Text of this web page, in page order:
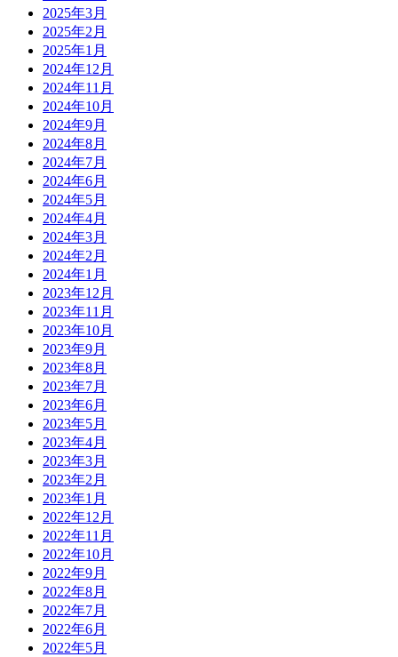
2025年3月
2025年2月
2025年1月
2024年12月
2024年11月
2024年10月
2024年9月
2024年8月
2024年7月
2024年6月
2024年5月
2024年4月
2024年3月
2024年2月
2024年1月
2023年12月
2023年11月
2023年10月
2023年9月
2023年8月
2023年7月
2023年6月
2023年5月
2023年4月
2023年3月
2023年2月
2023年1月
2022年12月
2022年11月
2022年10月
2022年9月
2022年8月
2022年7月
2022年6月
2022年5月